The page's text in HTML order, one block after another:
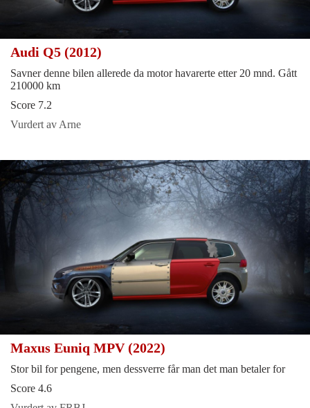
Audi Q5 (2012)
Savner denne bilen allerede da motor havarerte etter 20 mnd. Gått
210000 km
Score 7.2
Vurdert av Arne
Maxus Euniq MPV (2022)
Stor bil for pengene, men dessverre får man det man betaler for
Score 4.6